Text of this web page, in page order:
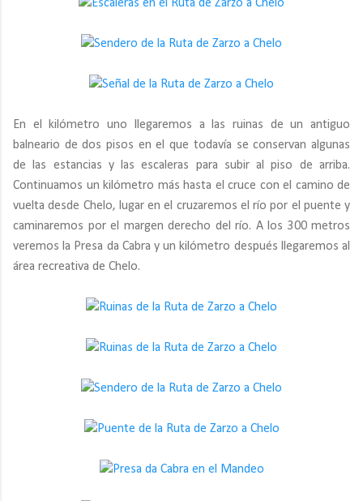
En el kilómetro uno llegaremos a las ruinas de un antiguo
balneario de dos pisos en el que todavía se conservan algunas
de las estancias y las escaleras para subir al piso de arriba.
Continuamos un kilómetro más hasta el cruce con el camino de
vuelta desde Chelo, lugar en el cruzaremos el río por el puente y
caminaremos por el margen derecho del río. A los 300 metros
veremos la Presa da Cabra y un kilómetro después llegaremos al
área recreativa de Chelo.